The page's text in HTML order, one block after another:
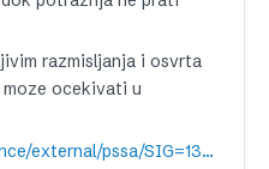
razmisljanja i osvrta
ocekivati u
http://us.rd.yahoo.com/finance/external/pssa/SIG=132ehv981/*http://seekingalpha.com/article/493521-natural-gas-why-prices-are-headed-lower-and-how-to-profit?source=yahoo